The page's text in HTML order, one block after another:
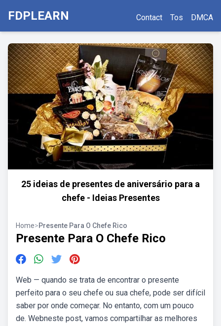
FDPLEARN Contact Tos DMCA
25 ideias de presentes de aniversário para a
chefe - Ideias Presentes
Home>Presente Para O Chefe Rico
Presente Para O Chefe Rico
Web — quando se trata de encontrar o presente
perfeito para o seu chefe ou sua chefe, pode ser difícil
saber por onde começar. No entanto, com um pouco
de. Webneste post, vamos compartilhar as melhores